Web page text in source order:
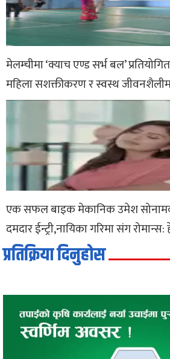
मेलम्चीमा ‘क्याच एण्ड सर्भ बल’
महिला सशक्तीकरण र स्वस्थ
एक सफल बाइक मेकानिक उमेश
दमदार ईन्ट्री,नायिका गरिमा संग रोमान्स:
प्रतिक्रिया दिनुहोस